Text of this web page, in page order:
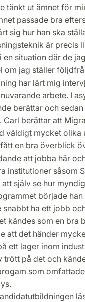
tänkt ut ämnet för
passade bra
sig hur han ska
är precis
en situation där de
om jag ställer
har lärt mig
arbete. I
berättar och
Carl berättar att
väldigt mycket olika
en bra överblick
att jobba här
institutioner såsom
att själv se hur
började
snabbt ha ett jobb
kändes som en bra
att det händer
ett lager inom
trött på det och
som